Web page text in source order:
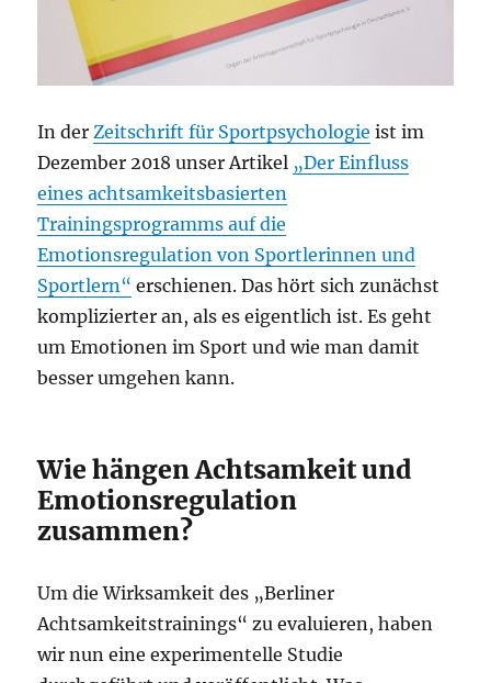
In der Zeitschrift für Sportpsychologie ist im
Dezember 2018 unser Artikel „Der Einfluss
eines achtsamkeitsbasierten
Trainingsprogramms auf die
Emotionsregulation von Sportlerinnen und
Sportlern“ erschienen. Das hört sich zunächst
komplizierter an, als es eigentlich ist. Es geht
um Emotionen im Sport und wie man damit
besser umgehen kann.
Wie hängen Achtsamkeit und
Emotionsregulation
zusammen?
Um die Wirksamkeit des „Berliner
Achtsamkeitstrainings“ zu evaluieren, haben
wir nun eine experimentelle Studie